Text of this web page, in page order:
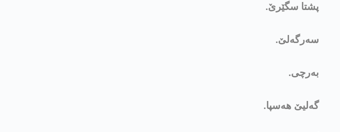
پشتا سگێرێ.
سەرگەلێ.
بەرچی.
گەلیێ هەسپا.